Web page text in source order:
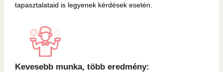
tapasztalataid is legyenek kérdések esetén.
Kevesebb munka, több eredmény: